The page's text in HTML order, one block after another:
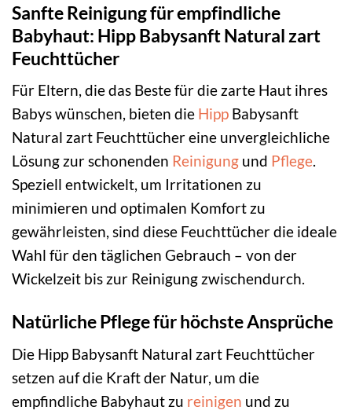
Sanfte Reinigung für empfindliche
Babyhaut: Hipp Babysanft Natural zart
Feuchttücher
Für Eltern, die das Beste für die zarte Haut ihres
Babys wünschen, bieten die Hipp Babysanft
Natural zart Feuchttücher eine unvergleichliche
Lösung zur schonenden Reinigung und Pflege.
Speziell entwickelt, um Irritationen zu
minimieren und optimalen Komfort zu
gewährleisten, sind diese Feuchttücher die ideale
Wahl für den täglichen Gebrauch – von der
Wickelzeit bis zur Reinigung zwischendurch.
Natürliche Pflege für höchste Ansprüche
Die Hipp Babysanft Natural zart Feuchttücher
setzen auf die Kraft der Natur, um die
empfindliche Babyhaut zu reinigen und zu